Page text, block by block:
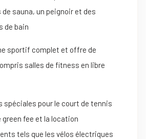
sauna, un peignoir et des
de bain
sportif complet et offre de
salles de fitness en libre
spéciales pour le court de tennis
green fee et la location
tels que les vélos électriques